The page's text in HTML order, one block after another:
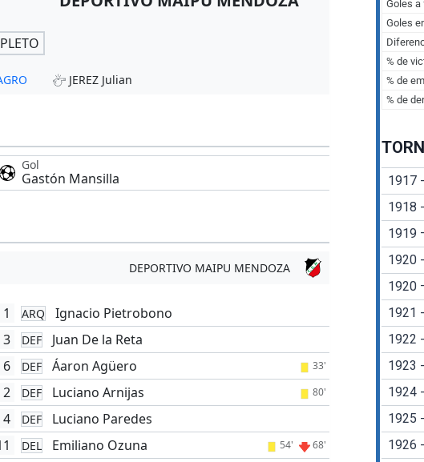
JEREZ Julian
Gol
Gastón Mansilla
DEPORTIVO MAIPU MENDOZA
1 ARQ
Ignacio Pietrobono
3
DEF
Juan De la Reta
6
DEF Áaron Agüero 33'
2 DEF Luciano Arnijas 80'
4 DEF
Luciano Paredes
DEL Emiliano Ozuna 54' 68'
1917
1918
1919
1920
1920
1921
1922
1923
1924
1925
1926